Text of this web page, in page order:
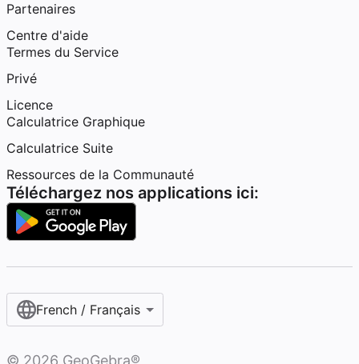
Partenaires
Centre d'aide
Termes du Service
Privé
Licence
Calculatrice Graphique
Calculatrice Suite
Ressources de la Communauté
Téléchargez nos applications ici:
French / Français‎
© 2026 GeoGebra®